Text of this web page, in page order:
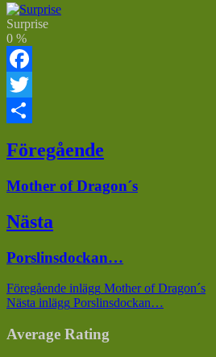
Surprise
0 %
Facebook
Twitter
Inläggsnavigering
Föregående
Föregående
Mother of Dragon´s
Nästa
Nästa
Porslinsdockan…
Föregående inlägg Mother of Dragon´s
Nästa inlägg Porslinsdockan…
Average Rating